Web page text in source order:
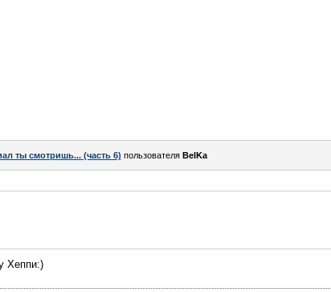
ты смотришь... (часть 6) пользователя BelKa
Хеппи:)